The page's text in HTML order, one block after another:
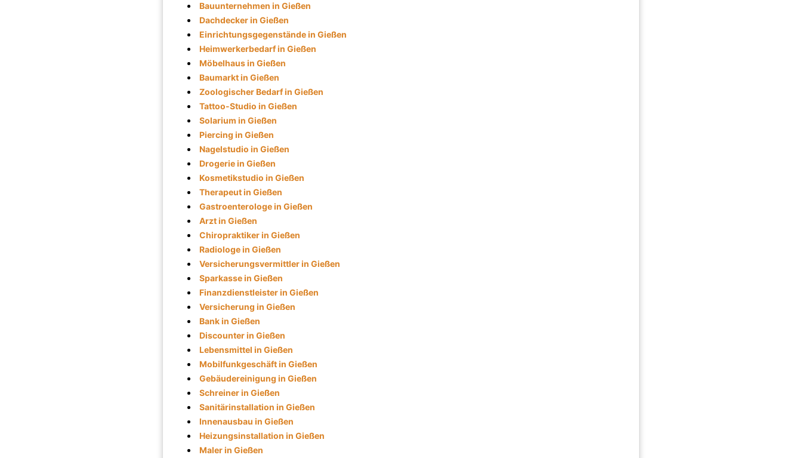
Bauunternehmen in Gießen
Dachdecker in Gießen
Einrichtungsgegenstände in Gießen
Heimwerkerbedarf in Gießen
Möbelhaus in Gießen
Baumarkt in Gießen
Zoologischer Bedarf in Gießen
Tattoo-Studio in Gießen
Solarium in Gießen
Piercing in Gießen
Nagelstudio in Gießen
Drogerie in Gießen
Kosmetikstudio in Gießen
Therapeut in Gießen
Gastroenterologe in Gießen
Arzt in Gießen
Chiropraktiker in Gießen
Radiologe in Gießen
Versicherungsvermittler in Gießen
Sparkasse in Gießen
Finanzdienstleister in Gießen
Versicherung in Gießen
Bank in Gießen
Discounter in Gießen
Lebensmittel in Gießen
Mobilfunkgeschäft in Gießen
Gebäudereinigung in Gießen
Schreiner in Gießen
Sanitärinstallation in Gießen
Innenausbau in Gießen
Heizungsinstallation in Gießen
Maler in Gießen